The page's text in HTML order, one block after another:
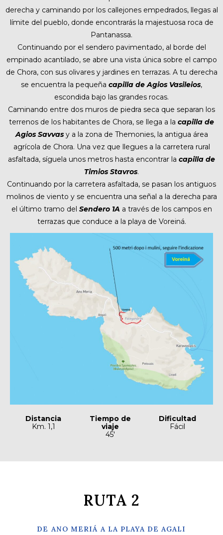
derecha y caminando por los callejones empedrados, llegas al
límite del pueblo, donde encontrarás la majestuosa roca de
Pantanassa.
Continuando por el sendero pavimentado, al borde del
empinado acantilado, se abre una vista única sobre el campo
de Chora, con sus olivares y jardines en terrazas. A tu derecha
se encuentra la pequeña capilla de Agios Vasileios,
escondida bajo las grandes rocas.
Caminando entre dos muros de piedra seca que separan los
terrenos de los habitantes de Chora, se llega a la capilla de
Agios Savvasy a la zona de Themonies, la antigua área
agrícola de Chora. Una vez que llegues a la carretera rural
asfaltada, síguela unos metros hasta encontrar la capilla de
Timios Stavros.
Continuando por la carretera asfaltada, se pasan los antiguos
molinos de viento y se encuentra una señal a la derecha para
el último tramo del Sendero 1A a través de los campos en
terrazas que conduce a la playa de Voreiná.
Distancia
Km. 1,1
Tiempo de
viaje
45′
Dificultad
Fácil
RUTA 2
DE ANO MERIÁ A LA PLAYA DE AGALI